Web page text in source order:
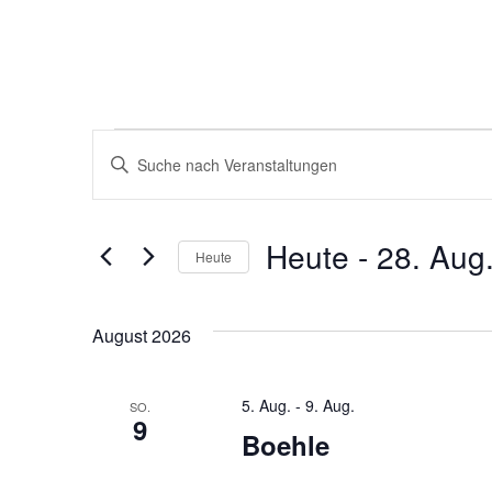
Veranstaltungen
Veranstaltungen
Suche
Ansichten,
Navigation
Bitte
Schlüsselwort
eingeben.
nach
Veranstaltungen
Heute Heute - 28.
August 2026
SO.
9 Boehle
5. Aug. - 9. Aug.